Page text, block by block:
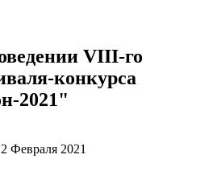
VIII-го
конкурса
2021"
Февраля 2021